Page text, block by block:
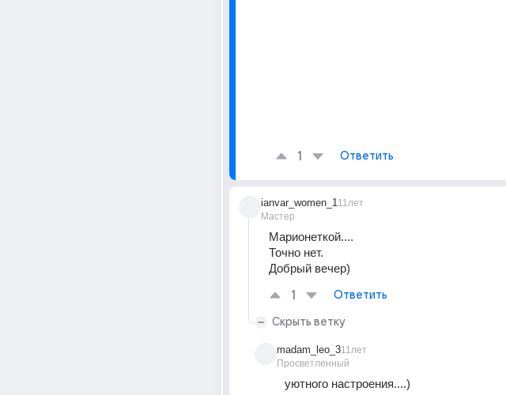
1 Ответить
ianvar_women_1
Мастер
11лет
Марионеткой....
Точно нет.
Добрый вечер)
1 Ответить
Скрыть ветку
madam_leo_3
Просветленный
11лет
уютного настроения....)